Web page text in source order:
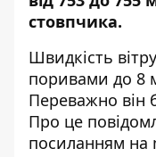
стовпчика.
Швидкість
поривами до 8
Переважно він
Про це
посиланням на